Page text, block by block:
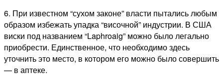
6. При известном “сухом законе” власти пытались любым
образом избежать упадка “височной” индустрии. В США
виски под названием “Laphroaig” можно было легально
приобрести. Единственное, что необходимо здесь
уточнить это место, в котором его можно было совершить
— в аптеке.